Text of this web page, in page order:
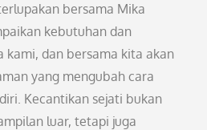
bersama Mika
kebutuhan dan
kami, dan bersama kita akan
yang mengubah cara
Kecantikan sejati bukan
luar, tetapi juga